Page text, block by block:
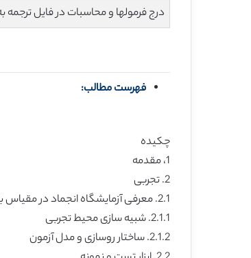
درج فرمولها و محاسبات در فایل
فهرست مطالب:
چکیده
1، مقدمه
2. تجربی
2.1. معرفی آزمایشگاه انجماد در مقیاس بزرگ
2.1.1. شبیه سازی محیط تجربی
2.1.2. ساختار روسازی و مدل آزمون